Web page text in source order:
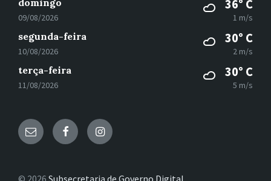
domingo
09/08/2026
36° C
1 m/s
segunda-feira
10/08/2026
30° C
2 m/s
terça-feira
11/08/2026
30° C
5 m/s
E- FacebookInstagram